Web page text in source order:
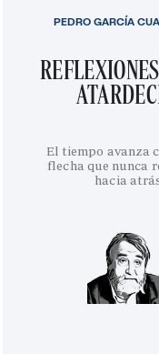
El tiempo avanza
flecha que nunca
hacia
PEDRO GARCÍA